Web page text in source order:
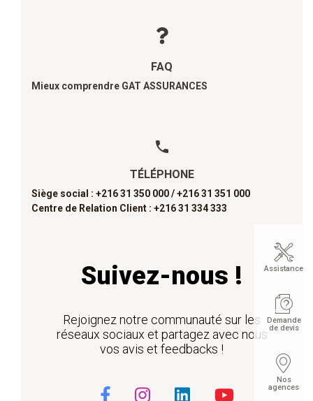
FAQ
Mieux comprendre GAT ASSURANCES
TÉLÉPHONE
Siège social : +216 31 350 000 /+216 31 351 000
Centre de Relation Client : +216 31 334 333
Suivez-nous !
Rejoignez notre communauté sur les
réseaux sociaux et partagez avec nous
vos avis et feedbacks !
Assistance
Demande
de devis
Nos
agences